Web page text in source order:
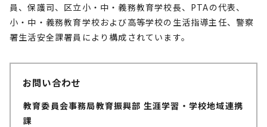
員、保護司、区立小・中・義務教育学校長、PTAの代表、
小・中・義務教育学校および高等学校の生活指導主任、警察
署生活安全課署員により構成されています。
お問い合わせ
教育委員会事務局教育振興部 生涯学習・学校地域連携
課